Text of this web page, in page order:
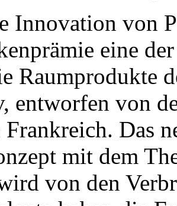
Innovation von
eine
Raumprodukte
entworfen von
Das
mit dem
von den